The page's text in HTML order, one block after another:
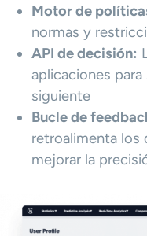
Motor de
normas y
API de decisión:
aplicaciones
siguiente
Bucle de
retroalimenta los
mejorar la